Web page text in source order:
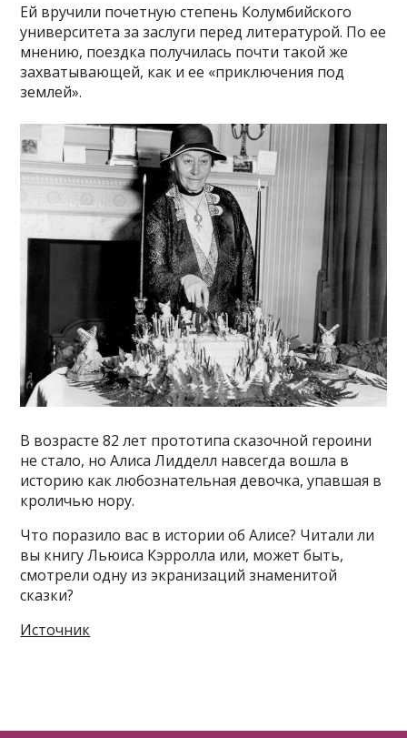
Ей вручили почетную степень Колумбийского
университета за заслуги перед литературой. По ее
мнению, поездка получилась почти такой же
захватывающей, как и ее «приключения под
землей».
В возрасте 82 лет прототипа сказочной героини
не стало, но Алиса Лидделл навсегда вошла в
историю как любознательная девочка, упавшая в
кроличью нору.
Что поразило вас в истории об Алисе? Читали ли
вы книгу Льюиса Кэрролла или, может быть,
смотрели одну из экранизаций знаменитой
сказки?
Источник